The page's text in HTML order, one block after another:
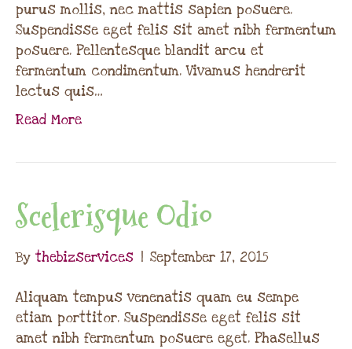
purus mollis, nec mattis sapien posuere.
Suspendisse eget felis sit amet nibh fermentum
posuere. Pellentesque blandit arcu et
fermentum condimentum. Vivamus hendrerit
lectus quis…
Read More
Scelerisque Odio
By thebizservices | September 17, 2015
Aliquam tempus venenatis quam eu sempe
etiam porttitor. Suspendisse eget felis sit
amet nibh fermentum posuere eget. Phasellus